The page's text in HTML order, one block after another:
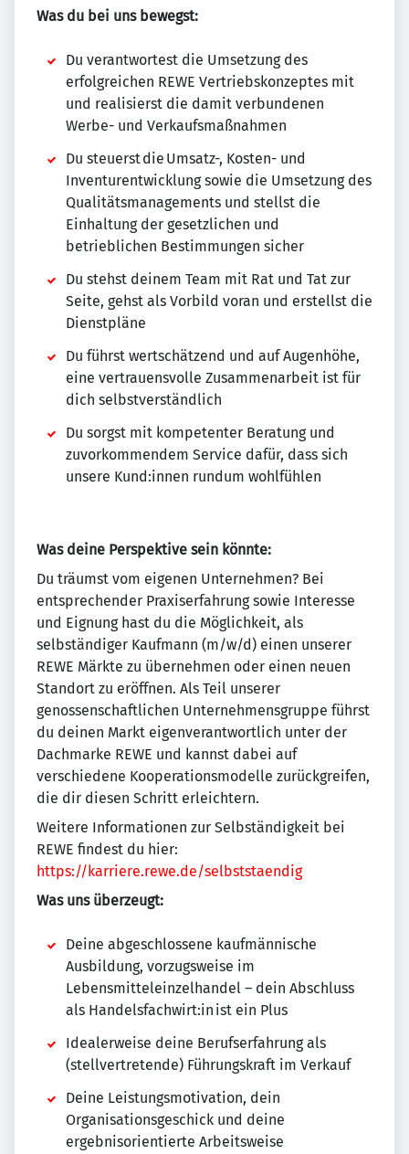
Was du bei uns bewegst:
Du verantwortest die Umsetzung des
erfolgreichen REWE Vertriebskonzeptes mit
und realisierst die damit verbundenen
Werbe- und Verkaufsmaßnahmen
Du steuerst die Umsatz-, Kosten- und
Inventurentwicklung sowie die Umsetzung des
Qualitätsmanagements und stellst die
Einhaltung der gesetzlichen und
betrieblichen Bestimmungen sicher
Du stehst deinem Team mit Rat und Tat zur
Seite, gehst als Vorbild voran und erstellst die
Dienstpläne
Du führst wertschätzend und auf Augenhöhe,
eine vertrauensvolle Zusammenarbeit ist für
dich selbstverständlich
Du sorgst mit kompetenter Beratung und
zuvorkommendem Service dafür, dass sich
unsere Kund:innen rundum wohlfühlen
Was deine Perspektive sein könnte:
Du träumst vom eigenen Unternehmen? Bei
entsprechender Praxiserfahrung sowie Interesse
und Eignung hast du die Möglichkeit, als
selbständiger Kaufmann (m/w/d) einen unserer
REWE Märkte zu übernehmen oder einen neuen
Standort zu eröffnen. Als Teil unserer
genossenschaftlichen Unternehmensgruppe führst
du deinen Markt eigenverantwortlich unter der
Dachmarke REWE und kannst dabei auf
verschiedene Kooperationsmodelle zurückgreifen,
die dir diesen Schritt erleichtern.
Weitere Informationen zur Selbständigkeit bei
REWE findest du hier:
https://karriere.rewe.de/selbststaendig
Was uns überzeugt:
Deine abgeschlossene kaufmännische
Ausbildung, vorzugsweise im
Lebensmitteleinzelhandel – dein Abschluss
als Handelsfachwirt:in ist ein Plus
Idealerweise deine Berufserfahrung als
(stellvertretende) Führungskraft im Verkauf
Deine Leistungsmotivation, dein
Organisationsgeschick und deine
ergebnisorientierte Arbeitsweise